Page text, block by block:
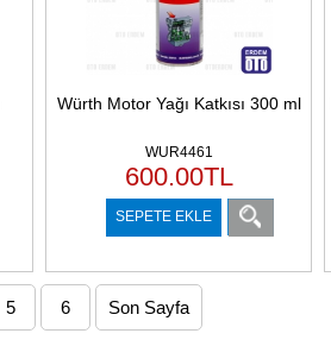
Würth Motor Yağı Katkısı 300 ml
WUR4461
600.00TL
SEPETE EKLE
5 6 Son Sayfa